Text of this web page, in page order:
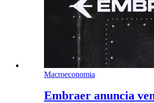
Macroeconomia
Embraer anuncia